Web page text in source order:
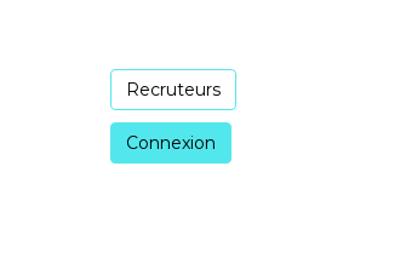
Recruteurs
Connexion